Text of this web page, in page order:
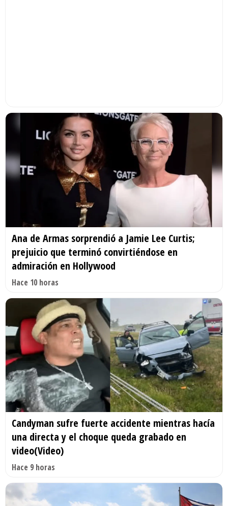
Ana de Armas sorprendió a Jamie Lee Curtis;
prejuicio que terminó convirtiéndose en
admiración en Hollywood
Hace 10 horas
Candyman sufre fuerte accidente mientras hacía
una directa y el choque queda grabado en
video(Video)
Hace 9 horas